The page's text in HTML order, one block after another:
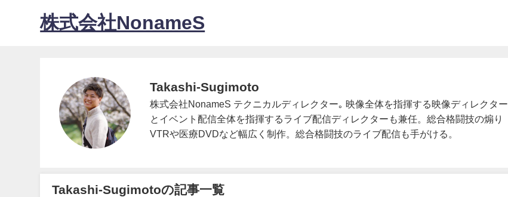
株式会社NonameS
Takashi-Sugimoto
株式会社NonameS テクニカルディレクター｡ 映像全体を指揮する映像ディレクター
とイベント配信全体を指揮するライブ配信ディレクターも兼任。総合格闘技の煽り
VTRや医療DVDなど幅広く制作。総合格闘技のライブ配信も手がける。
Takashi-Sugimotoの記事一覧